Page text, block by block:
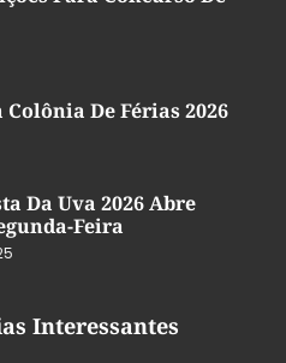
De Férias 2026
Da Uva 2026 Abre
Feira
Interessantes